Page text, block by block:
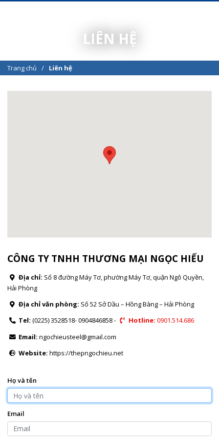
LIÊN HỆ
Trang chủ Liên hệ
CÔNG TY TNHH THƯƠNG MẠI NGỌC HIẾU
Địa chỉ: Số 8 đường Máy Tơ, phường Máy Tơ, quận Ngô Quyền,
Hải Phòng
Địa chỉ văn phòng: Số 52 Sở Dầu – Hồng Bàng – Hải Phòng
Tel: (0225) 3528518- 0904846858 - Hotline: 0901.514.686
Email: ngochieusteel@gmail.com
Website: https://thepngochieu.net
Họ và tên
Email